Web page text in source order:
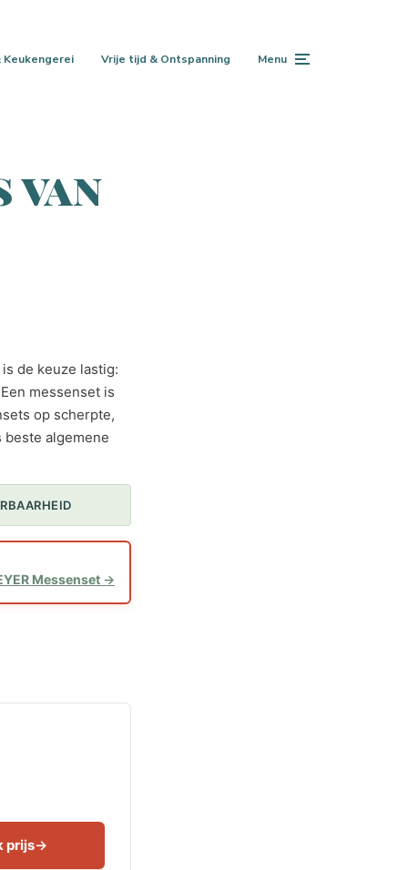
Keukengerei Vrije tijd & Ontspanning Menu
van
de keuze lastig:
messenset is
op scherpte,
beste algemene
Messenset
prijs